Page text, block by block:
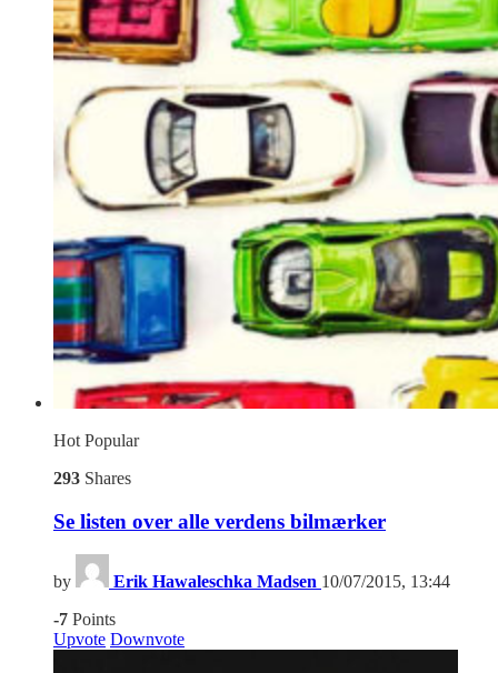
Hot Popular
293 Shares
Se listen over alle verdens bilmærker
by Erik Hawaleschka Madsen 10/07/2015, 13:44
-7 Points
Upvote Downvote